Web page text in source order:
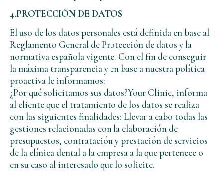
4.PROTECCIÓN DE DATOS
El uso de los datos personales está definida en base al
Reglamento General de Protección de datos y la
normativa española vigente. Con el fin de conseguir
la máxima transparencia y en base a nuestra política
proactiva le informamos:
¿Por qué solicitamos sus datos?Your Clinic, informa
al cliente que el tratamiento de los datos se realiza
con las siguientes finalidades: Llevar a cabo todas las
gestiones relacionadas con la elaboración de
presupuestos, contratación y prestación de servicios
de la clínica dental a la empresa a la que pertenece o
en su caso al interesado que lo solicite.